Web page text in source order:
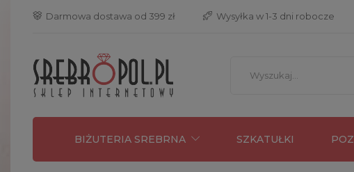
 Darmowa dostawa od 399 zł  Wysyłka w 1-3 dni robocze
BIŻUTERIA SREBRNA SZKATUŁKI